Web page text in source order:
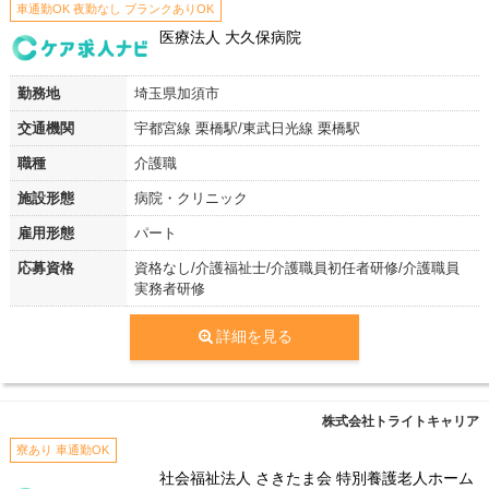
車通勤OK 夜勤なし ブランクありOK
医療法人 大久保病院
勤務地 埼玉県加須市
交通機関 宇都宮線 栗橋駅/東武日光線 栗橋駅
職種 介護職
施設形態 病院・クリニック
雇用形態 パート
応募資格
資格なし/介護福祉士/介護職員初任者研修/介護職員
実務者研修
詳細を見る
株式会社トライトキャリア
寮あり 車通勤OK
社会福祉法人 さきたま会 特別養護老人ホーム